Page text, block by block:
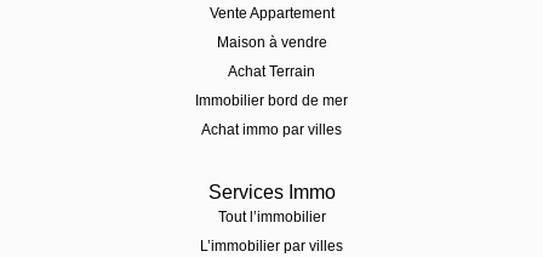
Vente Appartement
Maison à vendre
Achat Terrain
Immobilier bord de mer
Achat immo par villes
Services Immo
Tout l’immobilier
L’immobilier par villes